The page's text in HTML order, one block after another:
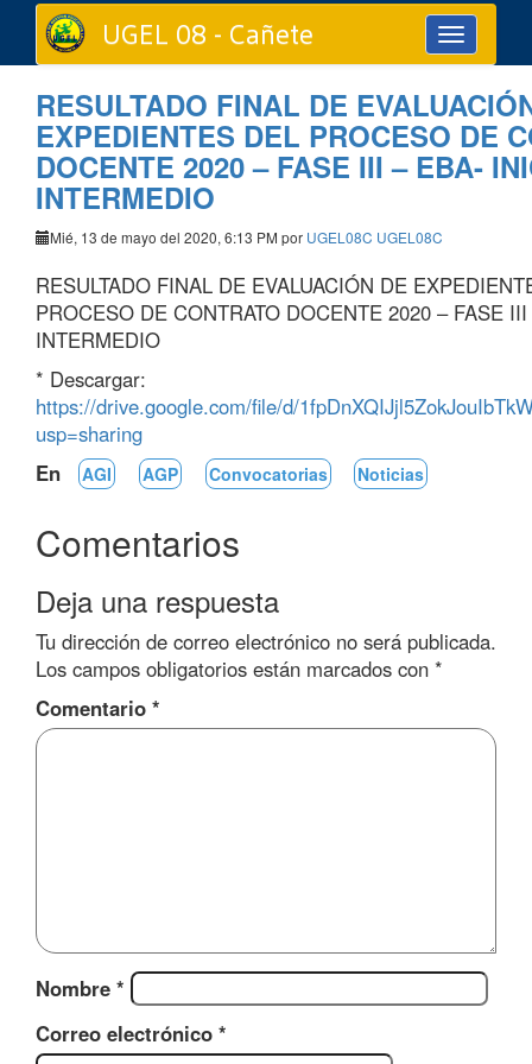
Toggle
navigation
UGEL 08 - Cañete
RESULTADO FINAL DE
EXPEDIENTES DEL PROCESO DE
DOCENTE 2020 – FASE III – EBA-
INTERMEDIO
Mié, 13 de mayo del 2020, 6:13 PM por UGEL08C UGEL08C
RESULTADO FINAL DE EVALUACIÓN DE
PROCESO DE CONTRATO DOCENTE 2020 – FASE
INTERMEDIO
* Descargar:
https://drive.google.com/file/d/
usp=sharing
En
AGI AGP Convocatorias Noticias
Comentarios
Deja una respuesta
Tu dirección de correo electrónico no será publicada.
Los campos obligatorios están marcados con *
Comentario *
Nombre *
Correo electrónico *